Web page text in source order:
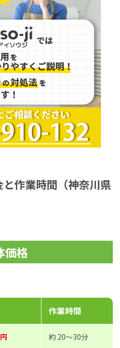
作業時間（神奈川県
価格
作業時間
約 20～30分